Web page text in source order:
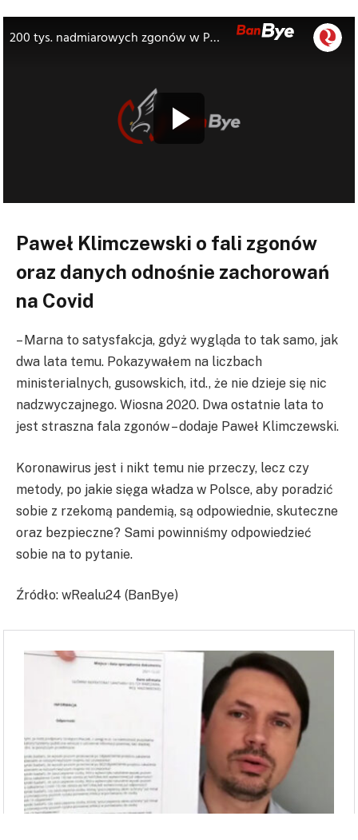
Paweł Klimczewski o fali zgonów
oraz danych odnośnie zachorowań
na Covid
– Marna to satysfakcja, gdyż wygląda to tak samo, jak
dwa lata temu. Pokazywałem na liczbach
ministerialnych, gusowskich, itd., że nie dzieje się nic
nadzwyczajnego. Wiosna 2020. Dwa ostatnie lata to
jest straszna fala zgonów – dodaje Paweł Klimczewski.
Koronawirus jest i nikt temu nie przeczy, lecz czy
metody, po jakie sięga władza w Polsce, aby poradzić
sobie z rzekomą pandemią, są odpowiednie, skuteczne
oraz bezpieczne? Sami powinniśmy odpowiedzieć
sobie na to pytanie.
Źródło: wRealu24 (BanBye)